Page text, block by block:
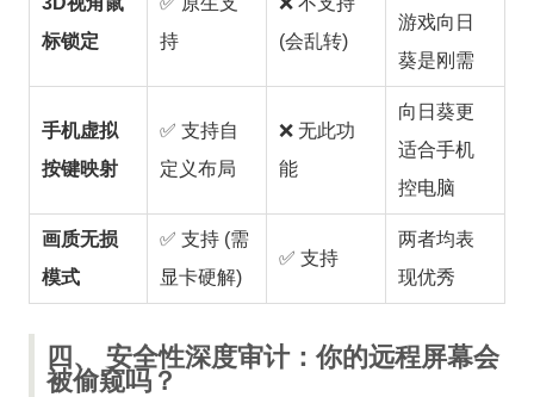
标锁定
持
(会乱转)
游戏向日
葵是刚需
手机虚拟
按键映射
✅ 支持自
定义布局
❌ 无此功
能
向日葵更
适合手机
控电脑
画质无损
模式
✅ 支持 (需
显卡硬解)
✅ 支持
两者均表
现优秀
四、 安全性深度审计：你的远程屏幕会
被偷窥吗？